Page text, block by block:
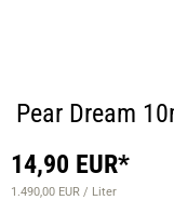
Pear Dream
14,90 EUR*
1.490,00 EUR / Liter